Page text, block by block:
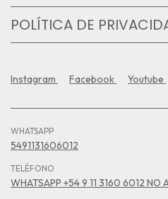
POLÍTICA DE
Instagram Facebook Youtube
WHATSAPP
5491131606012
TELÉFONO
WHATSAPP +54 9 11 3160 6012 NO